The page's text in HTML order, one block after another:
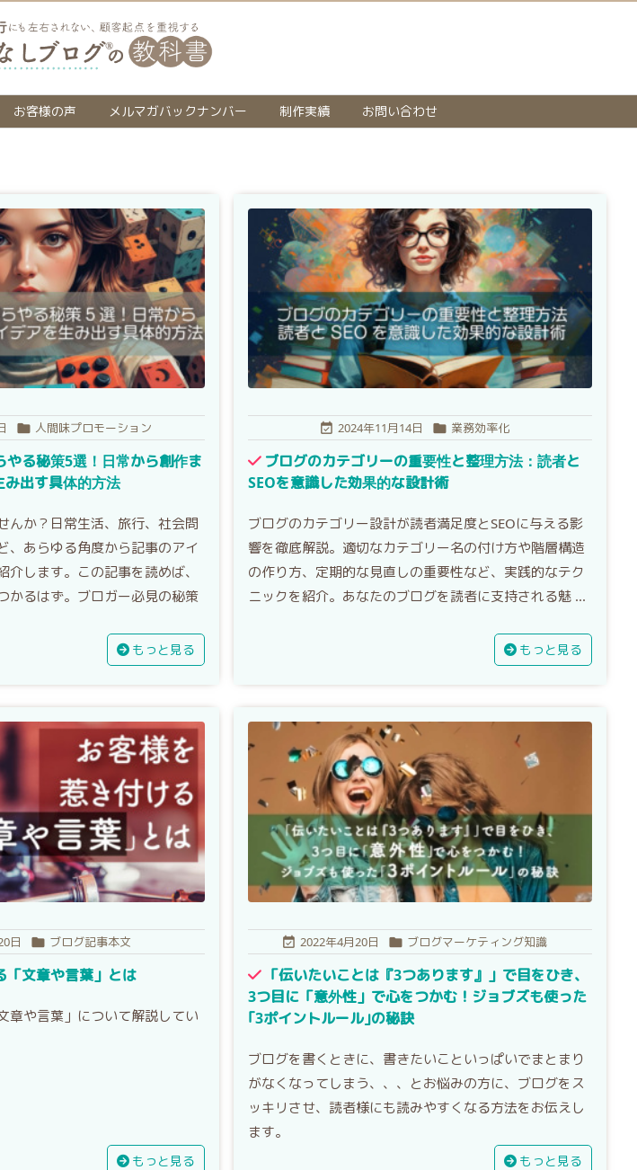
お客様の声 メルマガバックナンバー 制作実績 お問い合わせ
 人間味プロモーション
やる秘策5選！日常から創作ま
出す具体的方法
んか？日常生活、旅行、社会問
、あらゆる角度から記事のアイ
介します。この記事を読めば、
かるはず。ブロガー必見の秘策
もっと見る
 2024年11月14日  業務効率化
ブログのカテゴリーの重要性と整理方法：読者と
SEOを意識した効果的な設計術
ブログのカテゴリー設計が読者満足度とSEOに与える影
響を徹底解説。適切なカテゴリー名の付け方や階層構造
の作り方、定期的な見直しの重要性など、実践的なテク
ニックを紹介。あなたのブログを読者に支持される魅 ...
もっと見る
日  ブログ記事本文
「文章や言葉」とは
章や言葉」について解説してい
もっと見る
 2022年4月20日  ブログマーケティング知識
「伝いたいことは『3つあります』」で目をひき、
3つ目に「意外性」で心をつかむ！ジョブズも使った
｢3ポイントルール｣の秘訣
ブログを書くときに、書きたいこといっぱいでまとまり
がなくなってしまう、、、とお悩みの方に、ブログをス
ッキリさせ、読者様にも読みやすくなる方法をお伝えし
ます。
もっと見る